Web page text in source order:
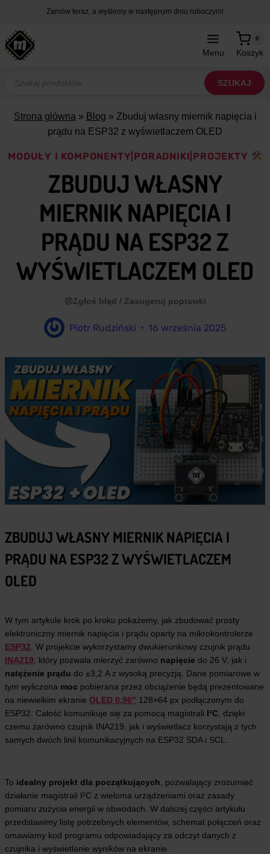
treści
Zamów teraz, a wyślemy w następnym dniu roboczym!
Menu Koszyk
0
produktów
SZUKAJ
Strona główna » Blog » Zbuduj własny miernik napięcia i
prądu na ESP32 z wyświetlaczem OLED
MODUŁY I KOMPONENTY PORADNIKI PROJEKTY
ZBUDUJ WŁASNY
MIERNIK NAPIĘCIA I
PRĄDU NA ESP32 Z
WYŚWIETLACZEM OLED
Zgłoś błąd / Zasugeruj poprawki
Piotr Rudziński 16 września 2025
ZBUDUJ WŁASNY MIERNIK NAPIĘCIA I
PRĄDU NA ESP32 Z WYŚWIETLACZEM
OLED
W tym artykule krok po kroku pokażemy, jak zbudować prosty
elektroniczny miernik napięcia i prądu oparty na mikrokontrolerze
ESP32 . W projekcie wykorzystamy dwukierunkowy czujnik prądu
INA219 , który pozwala mierzyć zarówno napięcie do 26 V, jak i
natężenie prądu do ±3,2 A z wysoką precyzją. Dane pomiarowe w
tym wyliczona moc pobierana przez obciążenie będą prezentowane
na niewielkim ekranie OLED 0,96″ 128×64 px podłączonym do
ESP32. Całość komunikuje się za pomocą magistrali I²C , dzięki
czemu zarówno czujnik INA219, jak i wyświetlacz korzystają z tych
samych dwóch linii komunikacyjnych na ESP32 SDA i SCL.
To idealny projekt dla początkujących , pozwalający zrozumieć
działanie magistrali I²C z wieloma urządzeniami oraz zasady
pomiaru zużycia energii w obwodach. W dalszej części artykułu
przedstawimy listę potrzebnych elementów, schemat połączeń oraz
omawiamy kod programu odpowiadający za odczyt danych z
czujnika i wyświetlanie wyników na ekranie.